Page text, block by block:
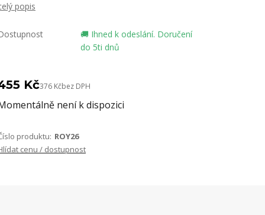
popis
🚚 Ihned k odeslání. Doručení
do 5ti dnů
Kč376 Kčbez DPH
není k dispozici
produktu: ROY26
cenu / dostupnost